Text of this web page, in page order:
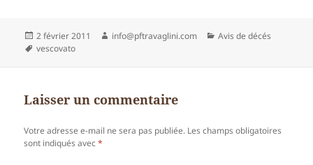
Publié
le
2 février 2011 Auteur
info@pftravaglini.com Catégories
Avis de décés
Mots-
vescovato
Laisser un commentaire
Votre adresse e-mail ne sera pas publiée. Les champs obligatoires
sont indiqués avec*